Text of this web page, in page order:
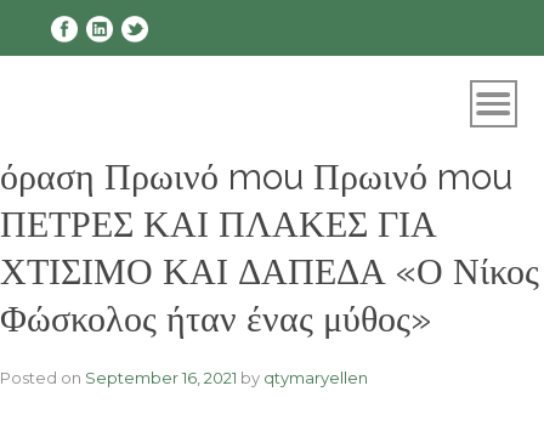
όραση Πρωινό mou Πρωινό mou
ΠΕΤΡΕΣ ΚΑΙ ΠΛΑΚΕΣ ΓΙΑ
ΧΤΙΣΙΜΟ ΚΑΙ ΔΑΠΕΔΑ «Ο Νίκος
Φώσκολος ήταν ένας μύθος»
Posted on September 16, 2021 by qtymaryellen